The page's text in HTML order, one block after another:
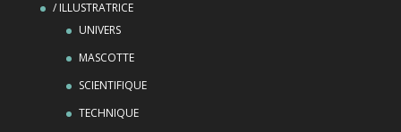
/ ILLUSTRATRICE
UNIVERS
MASCOTTE
SCIENTIFIQUE
TECHNIQUE